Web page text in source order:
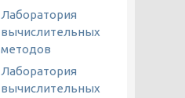
Лаборатория
вычислительных
методов
Лаборатория
вычислительных